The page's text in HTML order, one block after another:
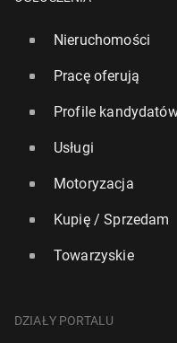
Nieruchomości
Pracę oferują
Profile
Usługi
Motoryzacja
Kupię / Sprzedam
Towarzyskie
DZIAŁY PORTALU